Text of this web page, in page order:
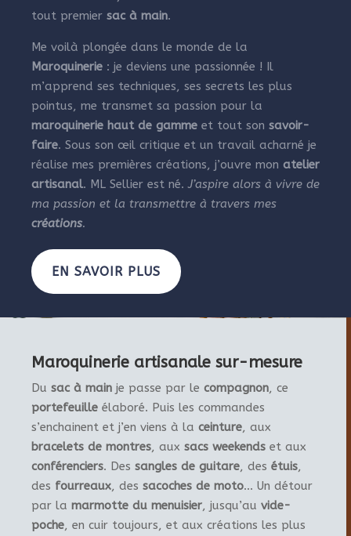
tout premier sac à main.
Me voilà plongée dans le monde de la
Maroquinerie : je deviens une passionnée ! Il
m’apprend ses techniques, ses secrets les plus
pointus, me transmet sa passion pour la
maroquinerie haut de gamme et tout son savoir-
faire. Sous son œil critique et un travail acharné je
réalise mes premières créations, j’ouvre mon atelier
artisanal. ML Sellier est né. J’aspire alors à vivre de
ma passion et la transmettre à travers mes
créations.
EN SAVOIR PLUS
Maroquinerie artisanale sur-mesure
Du sac à main je passe par le compagnon, ce
portefeuille élaboré. Puis les commandes
s’enchainent et j’en viens à la ceinture, aux
bracelets de montres, aux sacs weekends et aux
conférenciers. Des sangles de guitare, des étuis,
des fourreaux, des sacoches de moto… Un détour
par la marmotte du menuisier, jusqu’au vide-
poche, en cuir toujours, et aux créations les plus